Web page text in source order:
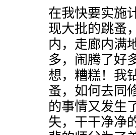
在我快要实施
现大批的跳蚤
内，走廊内满
多，闹腾了好
想，糟糕！我
蚤，如何去同
的事情又发生
失，干干净净